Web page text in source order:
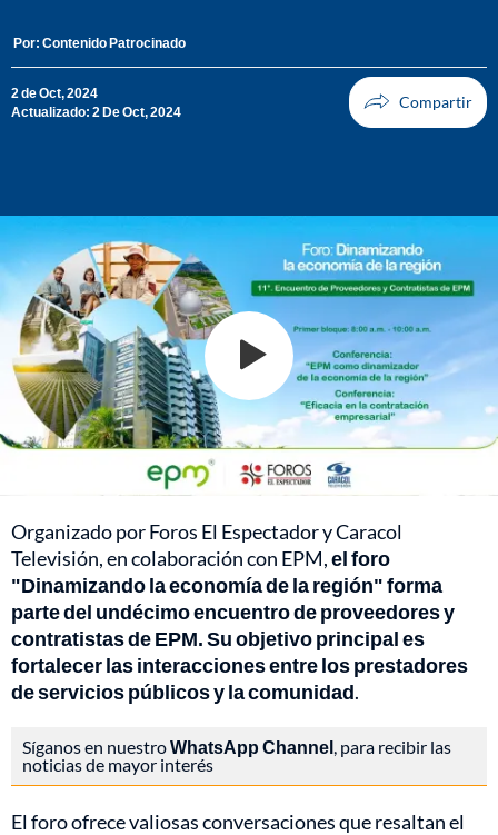
Por: Contenido Patrocinado
2 de Oct, 2024
Actualizado: 2 De Oct, 2024
Organizado por Foros El Espectador y Caracol
Televisión, en colaboración con EPM,el foro
"Dinamizando la economía de la región" forma
parte del undécimo encuentro de proveedores y
contratistas de EPM.Su objetivo principal es
fortalecer las interacciones entre los prestadores
de servicios públicos y la comunidad.
Síganos en nuestroWhatsApp Channel , para recibir las
noticias de mayor interés
El foro ofrece valiosas conversaciones que resaltan el